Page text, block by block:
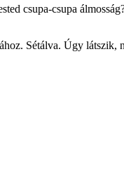
csupa-csupa
Sétálva. Úgy